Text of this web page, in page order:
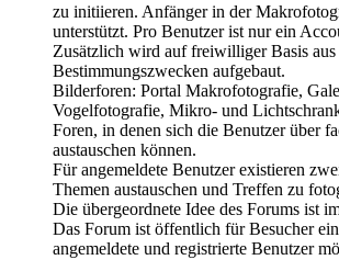
zu initiieren. Anfänger in der
unterstützt. Pro Benutzer ist nur ein
Zusätzlich wird auf freiwilliger Basis
Bestimmungszwecken aufgebaut.
Bilderforen: Portal Makrofotografie,
Vogelfotografie, Mikro- und
Foren, in denen sich die Benutzer über
austauschen können.
Für angemeldete Benutzer existieren
Themen austauschen und Treffen zu
Die übergeordnete Idee des Forums ist
Das Forum ist öffentlich für Besucher
angemeldete und registrierte Benutzer